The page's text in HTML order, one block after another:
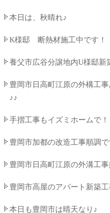
本日は、秋晴れ♪
K様邸 断熱材施工中です！
養父市広谷分譲地内U様邸新
豊岡市日高町江原の外構工事
♪♪
手摺工事もイズミホームで！
豊岡市加都の改造工事順調
豊岡市日高町江原の外溝工
豊岡市高屋のアパート新築工
本日も豊岡市は晴天なり♪